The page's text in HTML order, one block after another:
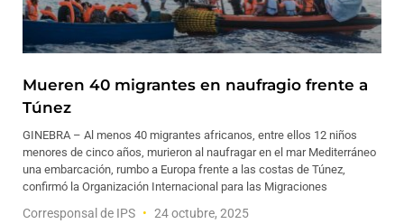
Mueren 40 migrantes en naufragio frente a
Túnez
GINEBRA – Al menos 40 migrantes africanos, entre ellos 12 niños
menores de cinco años, murieron al naufragar en el mar Mediterráneo
una embarcación, rumbo a Europa frente a las costas de Túnez,
confirmó la Organización Internacional para las Migraciones
Corresponsal de IPS 24 octubre, 2025